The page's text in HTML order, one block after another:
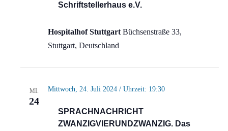
Schriftstellerhaus e.V.
Hospitalhof Stuttgart Büchsenstraße 33,
Stuttgart, Deutschland
MI.
24
SPRACHNACHRICHT
ZWANZIGVIERUNDZWANZIG. Das
Mittwoch, 24. Juli 2024 / Uhrzeit: 19:30